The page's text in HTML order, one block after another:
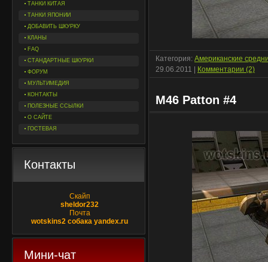
ТАНКИ КИТАЯ
ТАНКИ ЯПОНИИ
ДОБАВИТЬ ШКУРКУ
КЛАНЫ
FAQ
СТАНДАРТНЫЕ ШКУРКИ
ФОРУМ
МУЛЬТИМЕДИЯ
КОНТАКТЫ
ПОЛЕЗНЫЕ ССЫЛКИ
О САЙТЕ
ГОСТЕВАЯ
Контакты
Скайп
sheldor232
Почта
wotskins2 собака yandex.ru
Мини-чат
Категория: Американские
29.06.2011
Комментарии (2)
M46 Patton #4